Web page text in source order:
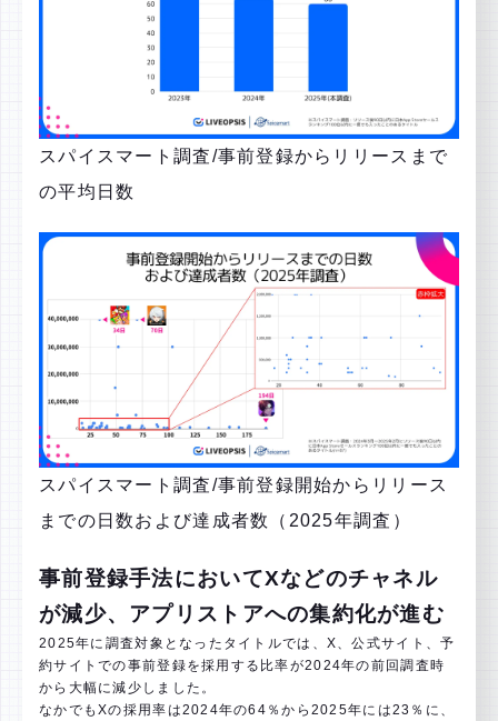
スパイスマート調査/事前登録からリリースまで
の平均日数
スパイスマート調査/事前登録開始からリリース
までの⽇数および達成者数（2025年調査）
事前登録手法においてXなどのチャネル
が減少、アプリストアへの集約化が進む
2025年に調査対象となったタイトルでは、X、公式サイト、予
約サイトでの事前登録を採用する比率が2024年の前回調査時
から大幅に減少しました。
なかでもXの採用率は2024年の64％から2025年には23％に、